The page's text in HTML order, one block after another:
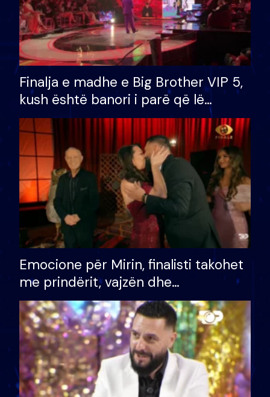
Finalja e madhe e Big Brother VIP 5,
kush është banori i parë që lë
shtëpinë dhe humb mundësinë për
të fituar çmimin e madh
Emocione për Mirin, finalisti takohet
me prindërit, vajzën dhe
bashkëshorten: S’kemi ndonjë letër
divorci apo jo?